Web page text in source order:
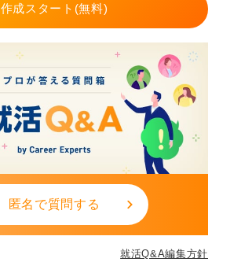
作成スタート(無料)
匿名で質問する
就活Q&A編集方針